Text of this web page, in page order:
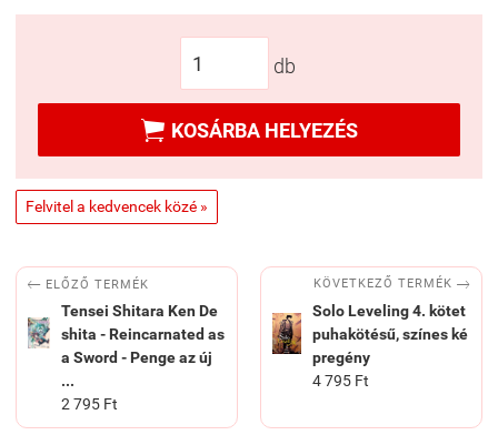
db
 KOSÁRBA HELYEZÉS
Felvitel a kedvencek közé »
 ELŐZŐ TERMÉK
Tensei Shitara Ken De
shita - Reincarnated as
a Sword - Penge az új
...
2 795 Ft
KÖVETKEZŐ TERMÉK 
Solo Leveling 4. kötet
puhakötésű, színes ké
pregény
4 795 Ft